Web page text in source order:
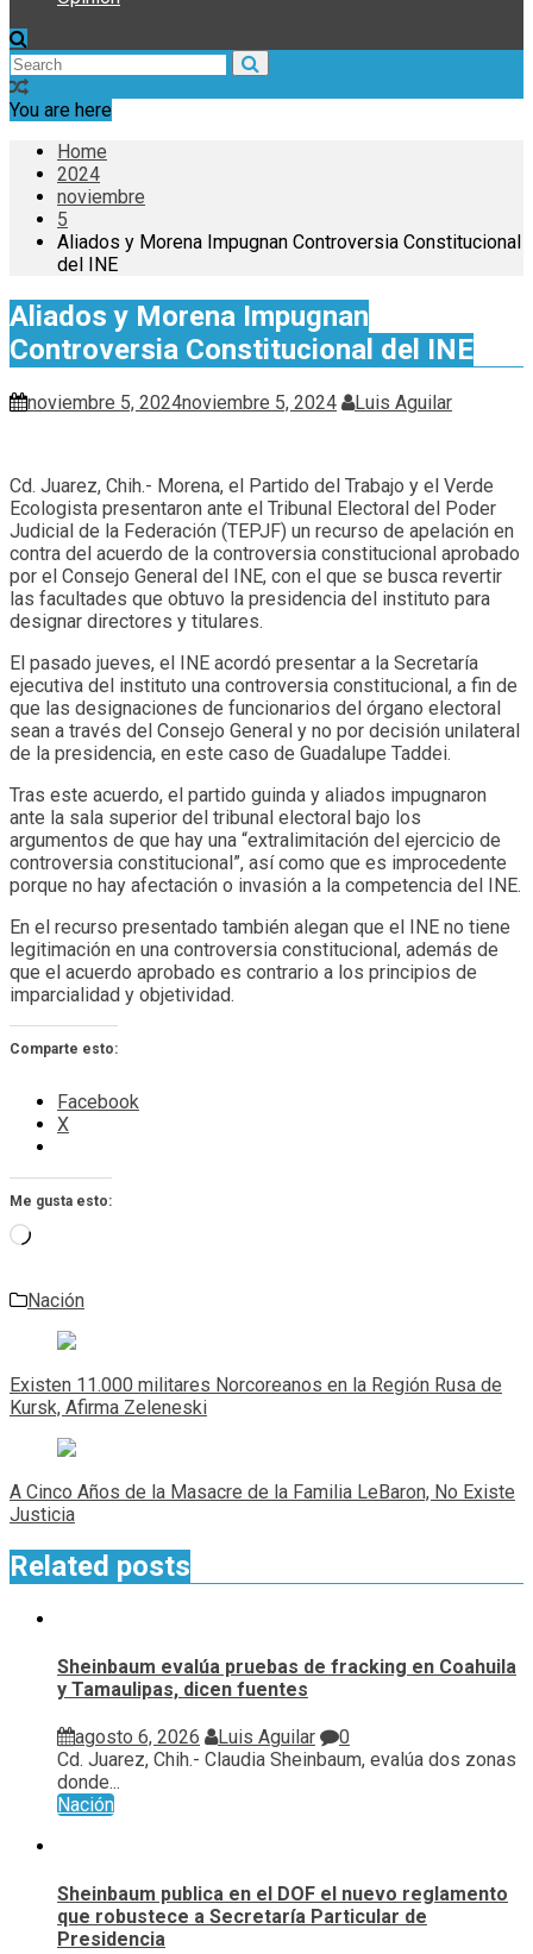
You are here
Home
2024
noviembre
5
Aliados y Morena Impugnan Controversia Constitucional
del INE
Aliados y Morena Impugnan
Controversia Constitucional del INE
noviembre 5, 2024noviembre 5, 2024 Luis Aguilar
Cd. Juarez, Chih.- Morena, el Partido del Trabajo y el Verde
Ecologista presentaron ante el Tribunal Electoral del Poder
Judicial de la Federación (TEPJF) un recurso de apelación en
contra del acuerdo de la controversia constitucional aprobado
por el Consejo General del INE, con el que se busca revertir
las facultades que obtuvo la presidencia del instituto para
designar directores y titulares.
El pasado jueves, el INE acordó presentar a la Secretaría
ejecutiva del instituto una controversia constitucional, a fin de
que las designaciones de funcionarios del órgano electoral
sean a través del Consejo General y no por decisión unilateral
de la presidencia, en este caso de Guadalupe Taddei.
Tras este acuerdo, el partido guinda y aliados impugnaron
ante la sala superior del tribunal electoral bajo los
argumentos de que hay una “extralimitación del ejercicio de
controversia constitucional”, así como que es improcedente
porque no hay afectación o invasión a la competencia del INE.
En el recurso presentado también alegan que el INE no tiene
legitimación en una controversia constitucional, además de
que el acuerdo aprobado es contrario a los principios de
imparcialidad y objetividad.
Comparte esto:
Facebook
X
Me gusta esto:
Cargando...
Nación
Navegación
de
entradas
Existen 11.000 militares Norcoreanos en la Región Rusa de
Kursk, Afirma Zeleneski
A Cinco Años de la Masacre de la Familia LeBaron, No Existe
Justicia
Related posts
Sheinbaum evalúa pruebas de fracking en Coahuila
y Tamaulipas, dicen fuentes
agosto 6, 2026 Luis Aguilar
0
Cd. Juarez, Chih.- Claudia Sheinbaum, evalúa ⁠dos zonas
donde...
Nación
Sheinbaum publica en el DOF el nuevo reglamento
que robustece a Secretaría Particular de
Presidencia